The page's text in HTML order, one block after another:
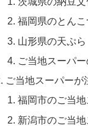
福岡県のとん
山形県の天ぷら
ご当地スーパ
ご当地スーパーが
福岡市のご当
新潟市のご当